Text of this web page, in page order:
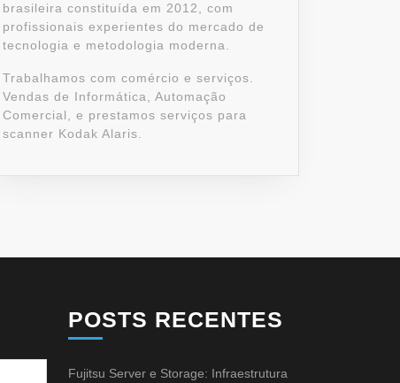
brasileira constituída em 2012, com
profissionais experientes do mercado de
tecnologia e metodologia moderna.
Trabalhamos com comércio e serviços.
Vendas de Informática, Automação
Comercial, e prestamos serviços para
scanner Kodak Alaris.
POSTS RECENTES
Fujitsu Server e Storage: Infraestrutura